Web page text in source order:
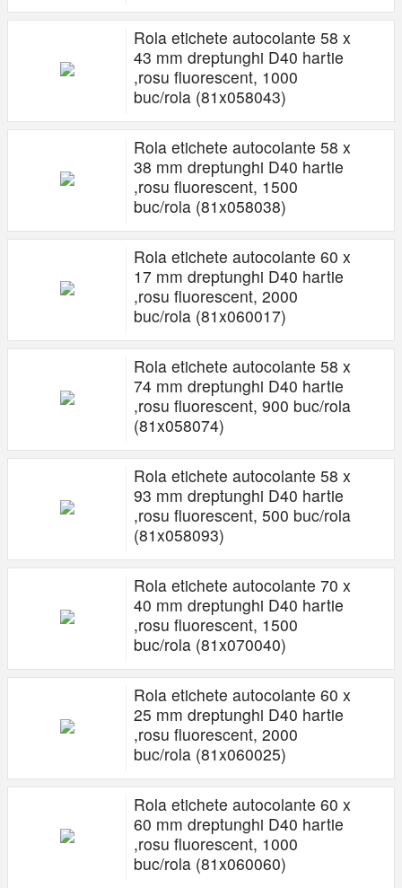
Rola etichete autocolante 58 x
43 mm dreptunghi D40 hartie
,rosu fluorescent, 1000
buc/rola (81x058043)
Rola etichete autocolante 58 x
38 mm dreptunghi D40 hartie
,rosu fluorescent, 1500
buc/rola (81x058038)
Rola etichete autocolante 60 x
17 mm dreptunghi D40 hartie
,rosu fluorescent, 2000
buc/rola (81x060017)
Rola etichete autocolante 58 x
74 mm dreptunghi D40 hartie
,rosu fluorescent, 900 buc/rola
(81x058074)
Rola etichete autocolante 58 x
93 mm dreptunghi D40 hartie
,rosu fluorescent, 500 buc/rola
(81x058093)
Rola etichete autocolante 70 x
40 mm dreptunghi D40 hartie
,rosu fluorescent, 1500
buc/rola (81x070040)
Rola etichete autocolante 60 x
25 mm dreptunghi D40 hartie
,rosu fluorescent, 2000
buc/rola (81x060025)
Rola etichete autocolante 60 x
60 mm dreptunghi D40 hartie
,rosu fluorescent, 1000
buc/rola (81x060060)